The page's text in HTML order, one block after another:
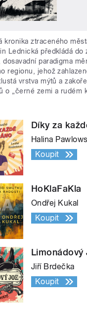
kronika ztraceného
Lednická předkládá do
dosavadní paradigma
regionu, jehož
vrstva mýtů a
o „černé zemi a rudém
Díky za
Halina
Koupit
HoKlaFaKla
Ondřej Kukal
Koupit
Limonádový
Jiří Brdečka
Koupit